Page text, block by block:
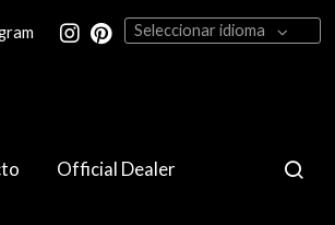
Seleccionar idioma
Official Dealer